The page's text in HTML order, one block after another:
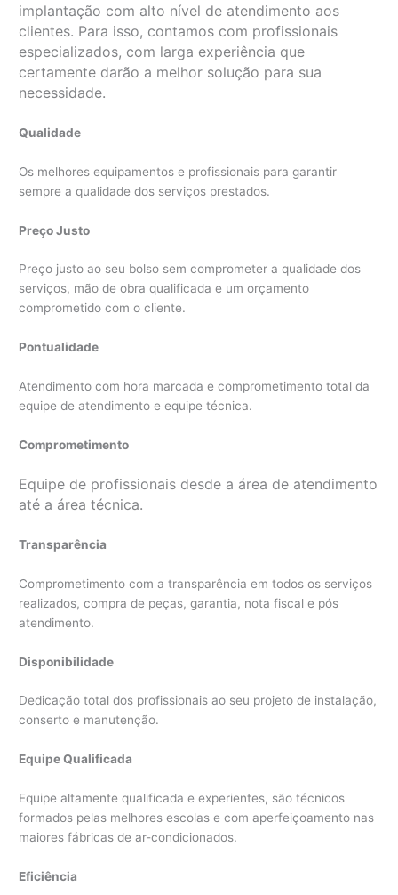
implantação com alto nível de atendimento aos
clientes. Para isso, contamos com profissionais
especializados, com larga experiência que
certamente darão a melhor solução para sua
necessidade.
Qualidade
Os melhores equipamentos e profissionais para garantir
sempre a qualidade dos serviços prestados.
Preço Justo
Preço justo ao seu bolso sem comprometer a qualidade dos
serviços, mão de obra qualificada e um orçamento
comprometido com o cliente.
Pontualidade
Atendimento com hora marcada e comprometimento total da
equipe de atendimento e equipe técnica.
Comprometimento
Equipe de profissionais desde a área de atendimento
até a área técnica.
Transparência
Comprometimento com a transparência em todos os serviços
realizados, compra de peças, garantia, nota fiscal e pós
atendimento.
Disponibilidade
Dedicação total dos profissionais ao seu projeto de instalação,
conserto e manutenção.
Equipe Qualificada
Equipe altamente qualificada e experientes, são técnicos
formados pelas melhores escolas e com aperfeiçoamento nas
maiores fábricas de ar-condicionados.
Eficiência